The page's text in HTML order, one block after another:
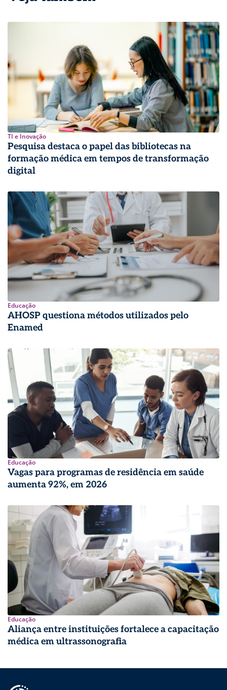
TI e Inovação
Pesquisa destaca o papel das bibliotecas na
formação médica em tempos de transformação
digital
Educação
AHOSP questiona métodos utilizados pelo
Enamed
Educação
Vagas para programas de residência em saúde
aumenta 92%, em 2026
Educação
Aliança entre instituições fortalece a capacitação
médica em ultrassonografia